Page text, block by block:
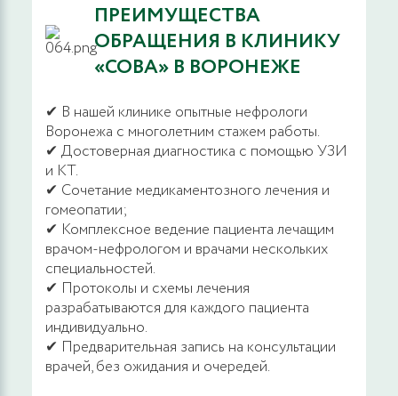
ПРЕИМУЩЕСТВА
ОБРАЩЕНИЯ В КЛИНИКУ
«СОВА» В ВОРОНЕЖЕ
✔ В нашей клинике опытные нефрологи
Воронежа с многолетним стажем работы.
✔ Достоверная диагностика с помощью УЗИ
и КТ.
✔ Сочетание медикаментозного лечения и
гомеопатии;
✔ Комплексное ведение пациента лечащим
врачом-нефрологом и врачами нескольких
специальностей.
✔ Протоколы и схемы лечения
разрабатываются для каждого пациента
индивидуально.
✔ Предварительная запись на консультации
врачей, без ожидания и очередей.